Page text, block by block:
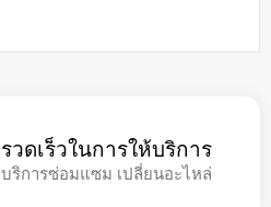
รวดเร็วในการให้บริการ
บริการซ่อมแซม เปลี่ยนอะไหล่